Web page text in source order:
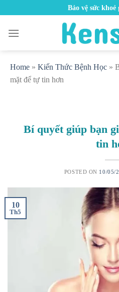
content
Bảo vệ sức
Home » Kiến Thức Bệnh Học »
mặt để tự tin hơn
Bí quyết giúp bạn
tin
POSTED ON 10/05/
10
Th5